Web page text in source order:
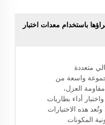
باستخدام معدات اختبار
متعددة
واسعة من
العزل،
أداء بطاريات
هذه الاختبارات
المكونات